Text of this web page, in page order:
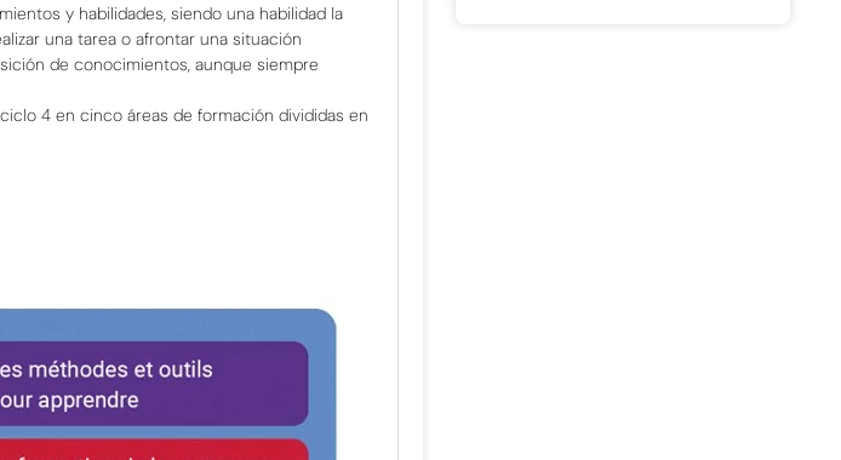
y habilidades, siendo una habilidad la
una tarea o afrontar una situación
de conocimientos, aunque siempre
4 en cinco áreas de formación divididas en